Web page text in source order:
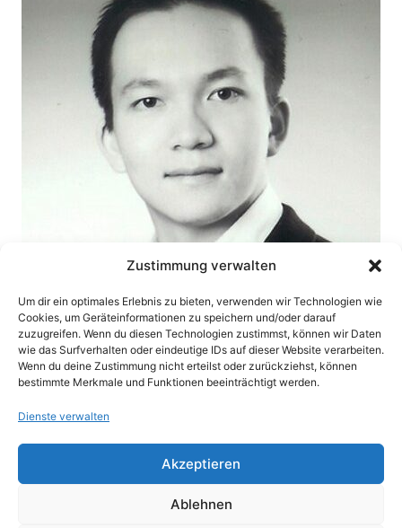
Zustimmung verwalten
Um dir ein optimales Erlebnis zu bieten, verwenden wir Technologien wie
Cookies, um Geräteinformationen zu speichern und/oder darauf
zuzugreifen. Wenn du diesen Technologien zustimmst, können wir Daten
wie das Surfverhalten oder eindeutige IDs auf dieser Website verarbeiten.
Wenn du deine Zustimmung nicht erteilst oder zurückziehst, können
bestimmte Merkmale und Funktionen beeinträchtigt werden.
Dienste verwalten
Akzeptieren
Ablehnen
Über den Autor
Khoa Nguyen ist Diplom-Handelslehrer, SEO-Freelancer
und Inhaber der 2025 gegründetenSEO Agentur SEMSEO
Strategien und Generative Engine Optimization. Mit über
17 Jahren Erfahrung im Online-Marketingunterstützt er
Unternehmen dabei, nachhaltige Sichtbarkeit in
gestützten Such- und Antwortsystemen aufzubauen.